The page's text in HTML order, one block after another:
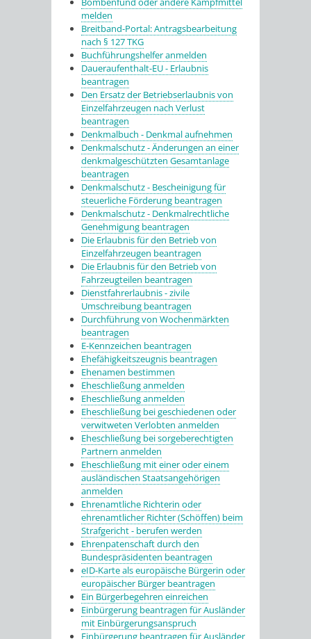
melden
Breitband-Portal: Antragsbearbeitung
nach § 127 TKG
Buchführungshelfer anmelden
Daueraufenthalt-EU - Erlaubnis
beantragen
Den Ersatz der Betriebserlaubnis von
Einzelfahrzeugen nach Verlust
beantragen
Denkmalbuch - Denkmal aufnehmen
Denkmalschutz - Änderungen an einer
denkmalgeschützten Gesamtanlage
beantragen
Denkmalschutz - Bescheinigung für
steuerliche Förderung beantragen
Denkmalschutz - Denkmalrechtliche
Genehmigung beantragen
Die Erlaubnis für den Betrieb von
Einzelfahrzeugen beantragen
Die Erlaubnis für den Betrieb von
Fahrzeugteilen beantragen
Dienstfahrerlaubnis - zivile
Umschreibung beantragen
Durchführung von Wochenmärkten
beantragen
E-Kennzeichen beantragen
Ehefähigkeitszeugnis beantragen
Ehenamen bestimmen
Eheschließung anmelden
Eheschließung anmelden
Eheschließung bei geschiedenen oder
verwitweten Verlobten anmelden
Eheschließung bei sorgeberechtigten
Partnern anmelden
Eheschließung mit einer oder einem
ausländischen Staatsangehörigen
anmelden
Ehrenamtliche Richterin oder
ehrenamtlicher Richter (Schöffen) beim
Strafgericht - berufen werden
Ehrenpatenschaft durch den
Bundespräsidenten beantragen
eID-Karte als europäische Bürgerin oder
europäischer Bürger beantragen
Ein Bürgerbegehren einreichen
Einbürgerung beantragen für Ausländer
mit Einbürgerungsanspruch
Einbürgerung beantragen für Ausländer